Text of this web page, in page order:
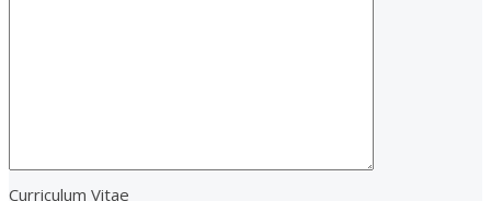
Curriculum Vitae